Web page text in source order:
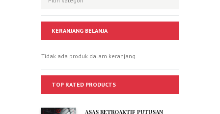
KERANJANG BELANJA
Tidak ada produk dalam keranjang.
TOP RATED PRODUCTS
ASAS RETROAKTIF PUTUSAN